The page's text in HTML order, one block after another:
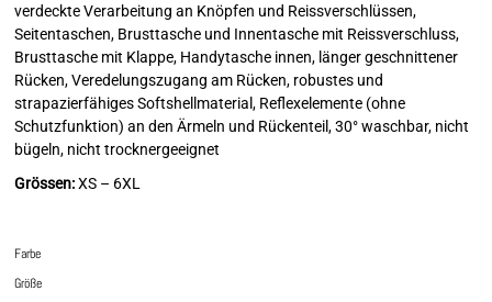
verdeckte Verarbeitung an Knöpfen und Reissverschlüssen,
Seitentaschen, Brusttasche und Innentasche mit Reissverschluss,
Brusttasche mit Klappe, Handytasche innen, länger geschnittener
Rücken, Veredelungszugang am Rücken, robustes und
strapazierfähiges Softshellmaterial, Reflexelemente (ohne
Schutzfunktion) an den Ärmeln und Rückenteil, 30° waschbar, nicht
bügeln, nicht trocknergeeignet
Grössen:XS – 6XL
Farbe
Größe